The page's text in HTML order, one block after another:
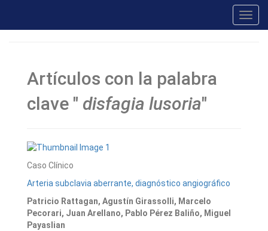
Artículos con la palabra
clave " disfagia lusoria"
Caso Clínico
Arteria subclavia aberrante, diagnóstico angiográfico
Patricio Rattagan, Agustín Girassolli, Marcelo
Pecorari, Juan Arellano, Pablo Pérez Baliño, Miguel
Payaslian